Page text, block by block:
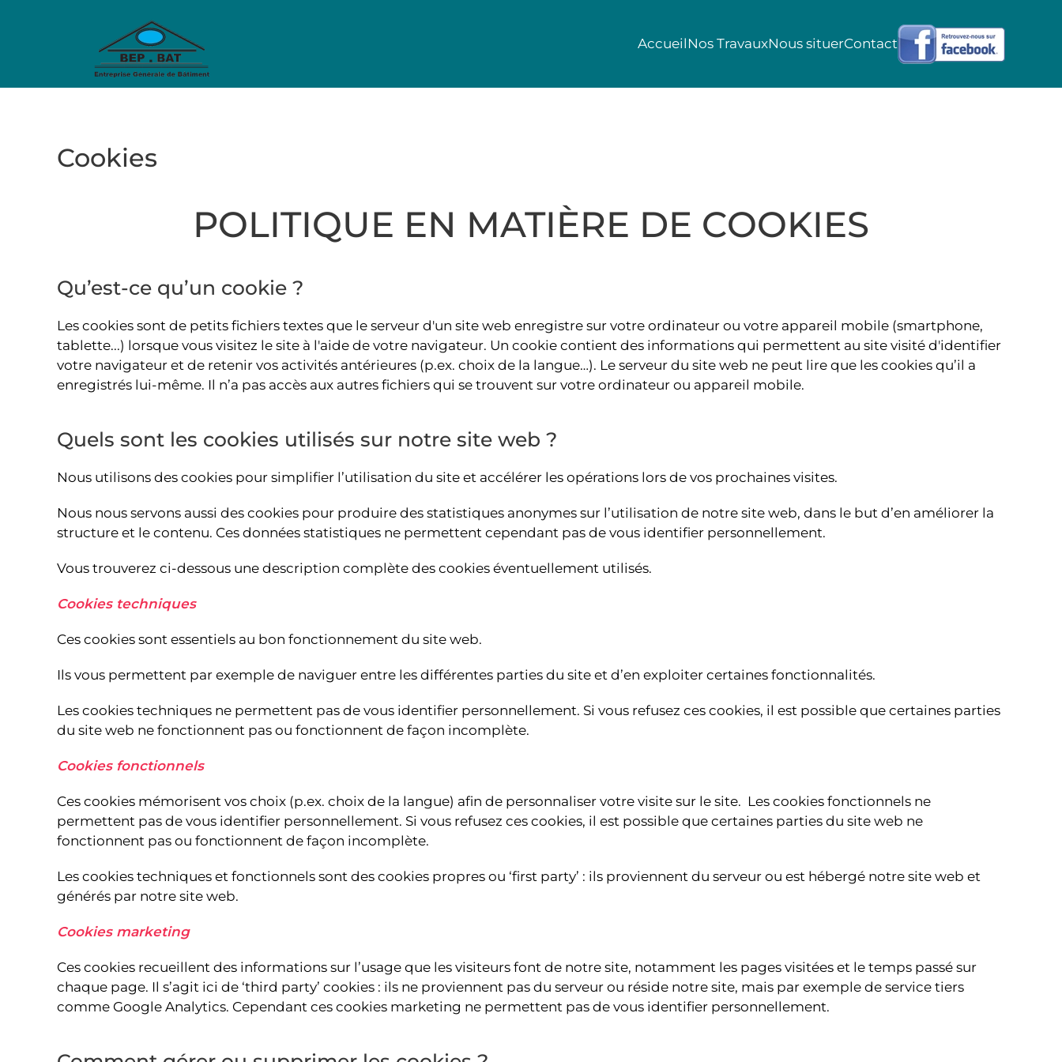
Skip to main content Accueil Nos TravauxNous situerContact
Cookies
POLITIQUE EN MATIÈRE DE COOKIES
Qu’est-ce qu’un cookie ?
Les cookies sont de petits fichiers textes que le serveur d'un site web enregistre sur votre ordinateur ou votre appareil mobile (smartphone,
tablette...) lorsque vous visitez le site à l'aide de votre navigateur. Un cookie contient des informations qui permettent au site visité d'identifier
votre navigateur et de retenir vos activités antérieures (p.ex. choix de la langue…). Le serveur du site web ne peut lire que les cookies qu’il a
enregistrés lui-même. Il n’a pas accès aux autres fichiers qui se trouvent sur votre ordinateur ou appareil mobile.
Quels sont les cookies utilisés sur notre site web ?
Nous utilisons des cookies pour simplifier l’utilisation du site et accélérer les opérations lors de vos prochaines visites.
Nous nous servons aussi des cookies pour produire des statistiques anonymes sur l’utilisation de notre site web, dans le but d’en améliorer la
structure et le contenu. Ces données statistiques ne permettent cependant pas de vous identifier personnellement.
Vous trouverez ci-dessous une description complète des cookies éventuellement utilisés.
Cookies techniques
Ces cookies sont essentiels au bon fonctionnement du site web.
Ils vous permettent par exemple de naviguer entre les différentes parties du site et d’en exploiter certaines fonctionnalités.
Les cookies techniques ne permettent pas de vous identifier personnellement. Si vous refusez ces cookies, il est possible que certaines parties
du site web ne fonctionnent pas ou fonctionnent de façon incomplète.
Cookies fonctionnels
Ces cookies mémorisent vos choix (p.ex. choix de la langue) afin de personnaliser votre visite sur le site. Les cookies fonctionnels ne
permettent pas de vous identifier personnellement. Si vous refusez ces cookies, il est possible que certaines parties du site web ne
fonctionnent pas ou fonctionnent de façon incomplète.
Les cookies techniques et fonctionnels sont des cookies propres ou ‘first party’ : ils proviennent du serveur ou est hébergé notre site web et
générés par notre site web.
Cookies marketing
Ces cookies recueillent des informations sur l’usage que les visiteurs font de notre site, notamment les pages visitées et le temps passé sur
chaque page. Il s’agit ici de ‘third party’ cookies : ils ne proviennent pas du serveur ou réside notre site, mais par exemple de service tiers
comme Google Analytics. Cependant ces cookies marketing ne permettent pas de vous identifier personnellement.